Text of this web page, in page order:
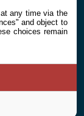
any time via the
and object to
choices remain